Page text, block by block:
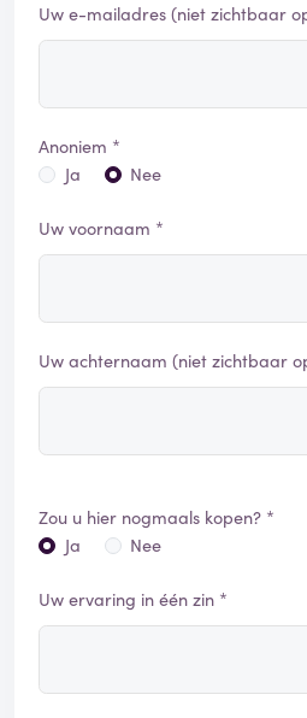
Uw e-mailadres (niet zichtbaar
Anoniem *
Ja
Nee
Uw voornaam *
Uw achternaam (niet zichtbaar
Zou u hier nogmaals kopen? *
Ja
Nee
Uw ervaring in één zin *